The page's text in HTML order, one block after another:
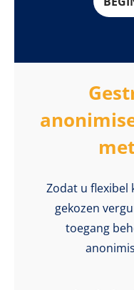
Zodat u flexibel
gekozen
toegang